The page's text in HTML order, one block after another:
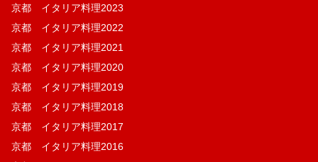
京都 イタリア料理2023
京都 イタリア料理2022
京都 イタリア料理2021
京都 イタリア料理2020
京都 イタリア料理2019
京都 イタリア料理2018
京都 イタリア料理2017
京都 イタリア料理2016